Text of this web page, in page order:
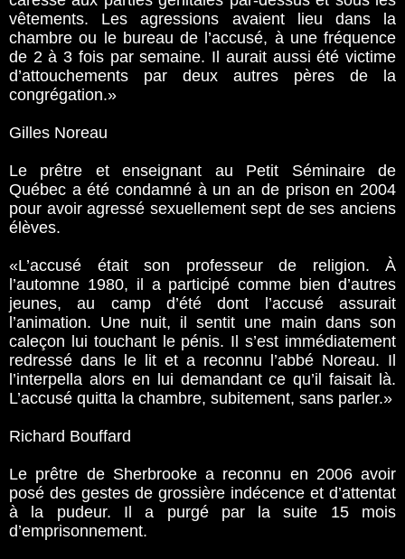
vêtements. Les agressions avaient lieu dans la
chambre ou le bureau de l’accusé, à une fréquence
de 2 à 3 fois par semaine. Il aurait aussi été victime
d’attouchements par deux autres pères de la
congrégation.»
Gilles Noreau
Le prêtre et enseignant au Petit Séminaire de
Québec a été condamné à un an de prison en 2004
pour avoir agressé sexuellement sept de ses anciens
élèves.
«L’accusé était son professeur de religion. À
l’automne 1980, il a participé comme bien d’autres
jeunes, au camp d’été dont l’accusé assurait
l’animation. Une nuit, il sentit une main dans son
caleçon lui touchant le pénis. Il s’est immédiatement
redressé dans le lit et a reconnu l’abbé Noreau­­. Il
l’interpella alors en lui demandant ce qu’il faisait là.
L’accusé quitta la chambre, subitement, sans parler.»
Richard Bouffard
Le prêtre de Sherbrooke a reconnu en 2006 avoir
posé des gestes de grossière indécence et d’attentat
à la pudeur. Il a purgé par la suite 15 mois
d’emprisonnement.